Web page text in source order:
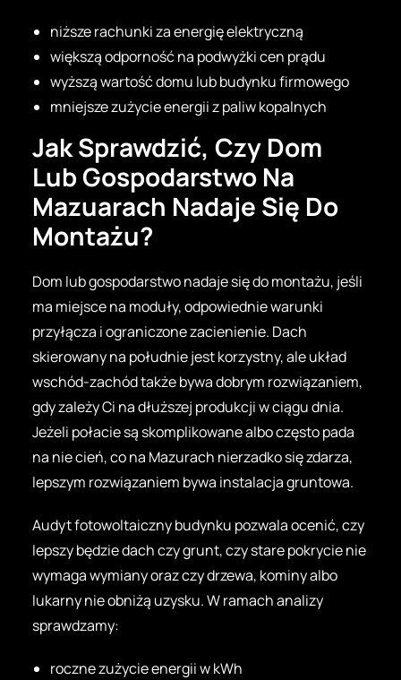
niższe rachunki za energię elektryczną
większą odporność na podwyżki cen prądu
wyższą wartość domu lub budynku firmowego
mniejsze zużycie energii z paliw kopalnych
Jak Sprawdzić, Czy Dom
Lub Gospodarstwo Na
Mazuarach Nadaje Się Do
Montażu?
Dom lub gospodarstwo nadaje się do montażu, jeśli
ma miejsce na moduły, odpowiednie warunki
przyłącza i ograniczone zacienienie. Dach
skierowany na południe jest korzystny, ale układ
wschód-zachód także bywa dobrym rozwiązaniem,
gdy zależy Ci na dłuższej produkcji w ciągu dnia.
Jeżeli połacie są skomplikowane albo często pada
na nie cień, co na Mazurach nierzadko się zdarza,
lepszym rozwiązaniem bywa instalacja gruntowa.
Audyt fotowoltaiczny budynku pozwala ocenić, czy
lepszy będzie dach czy grunt, czy stare pokrycie nie
wymaga wymiany oraz czy drzewa, kominy albo
lukarny nie obniżą uzysku. W ramach analizy
sprawdzamy:
roczne zużycie energii w kWh